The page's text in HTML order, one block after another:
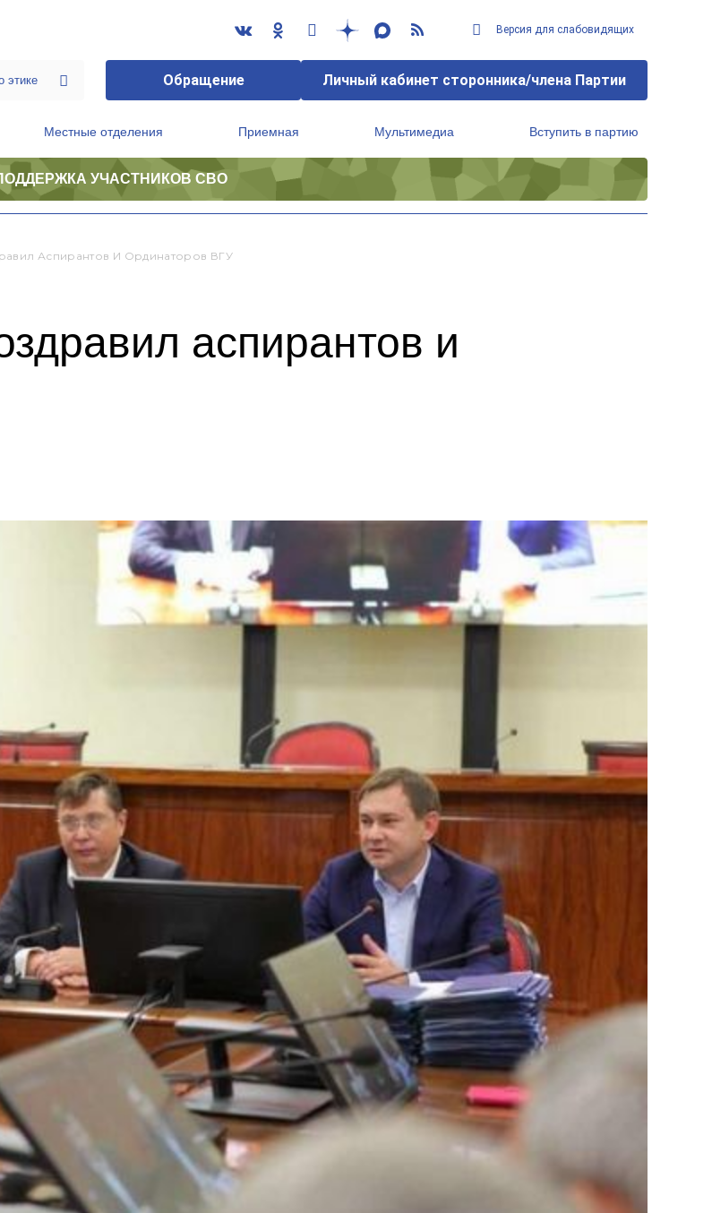
Версия для слабовидящих
Обращение Личный кабинет сторонника/члена Партии
Местные отделения Приемная Мультимедиа Вступить в партию
УЧАСТНИКОВ СВО
Аспирантов И Ординаторов ВГУ
аспирантов и